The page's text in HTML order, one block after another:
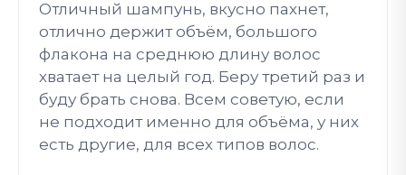
Отличный шампунь, вкусно пахнет,
отлично держит объём, большого
флакона на среднюю длину волос
хватает на целый год. Беру третий раз и
буду брать снова. Всем советую, если
не подходит именно для объёма, у них
есть другие, для всех типов волос.